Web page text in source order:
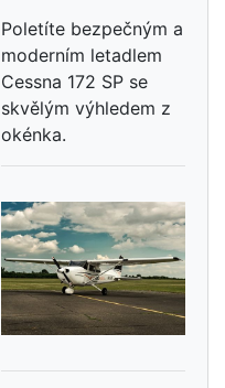
Poletíte bezpečným a
moderním letadlem
Cessna 172 SP se
skvělým výhledem z
okénka.